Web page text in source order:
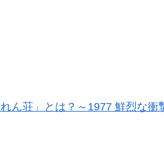
れん荘」とは？～1977 鮮烈な衝